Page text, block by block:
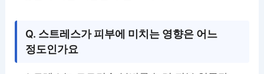
Q. 스트레스가 피부에 미치는 영향은 어느
정도인가요